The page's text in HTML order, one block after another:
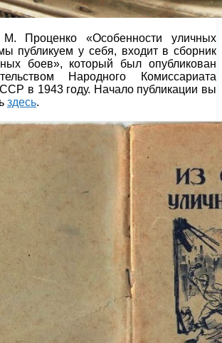
Проценко «Особенности уличных
публикуем у себя, входит в сборник
боев», который был опубликован
Народного Комиссариата
в 1943 году. Начало публикации вы
здесь.